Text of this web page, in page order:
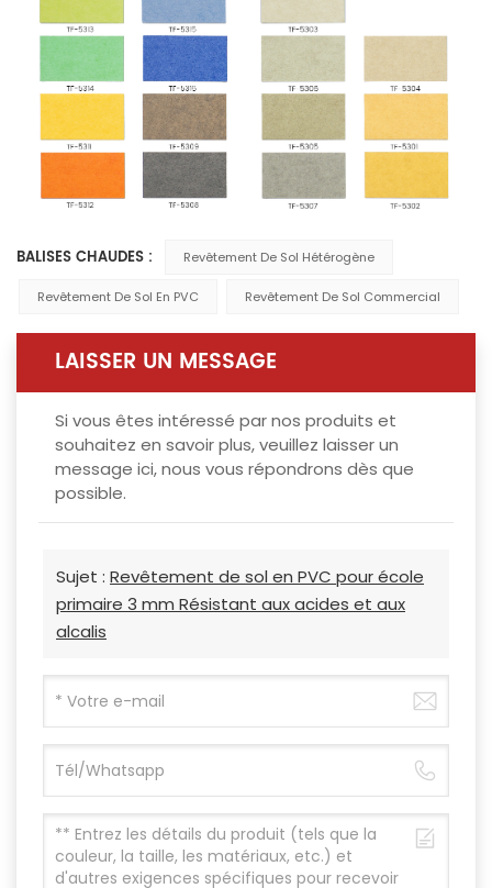
BALISES CHAUDES : Revêtement De Sol Hétérogène
Revêtement De Sol En PVC Revêtement De Sol Commercial
LAISSER UN MESSAGE
Si vous êtes intéressé par nos produits et
souhaitez en savoir plus, veuillez laisser un
message ici, nous vous répondrons dès que
possible.
Sujet : Revêtement de sol en PVC pour école
primaire 3 mm Résistant aux acides et aux
alcalis